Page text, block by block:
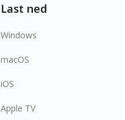
Last ned
Windows
macOS
iOS
Apple TV